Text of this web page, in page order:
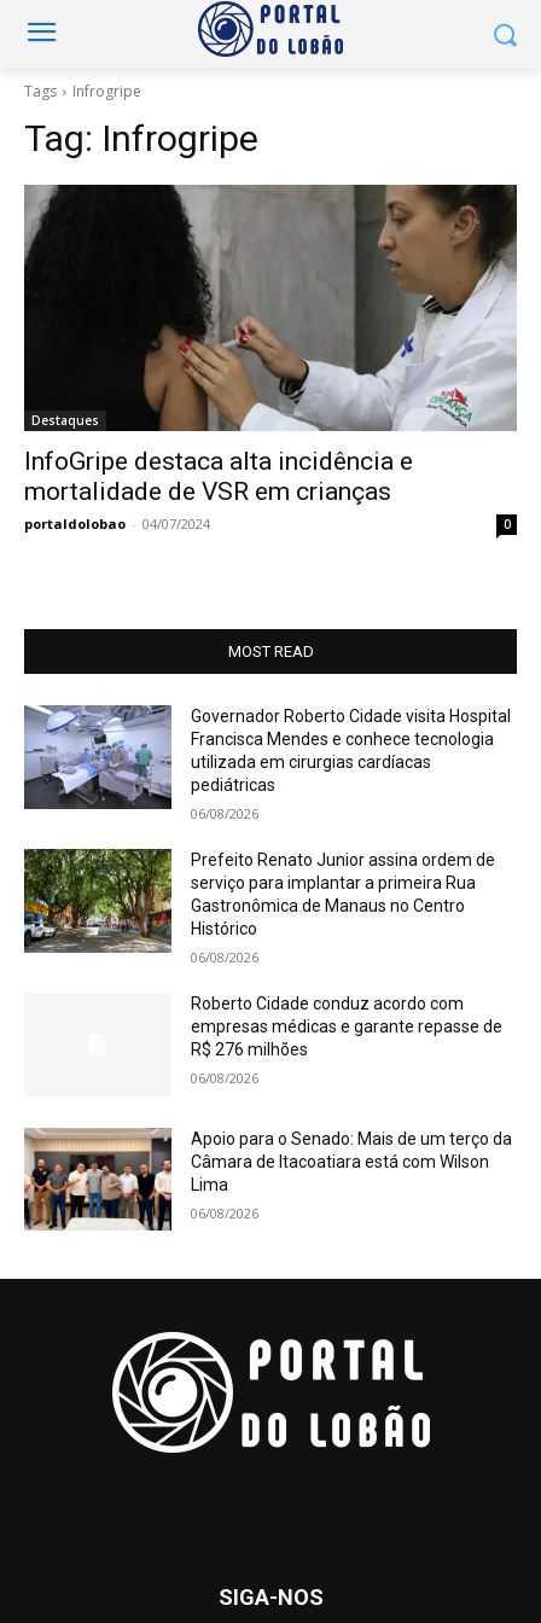
Tags Infrogripe
Tag: Infrogripe
Destaques
InfoGripe destaca alta incidência e
mortalidade de VSR em crianças
portaldolobao - 04/07/2024 0
MOST READ
Governador Roberto Cidade visita Hospital
Francisca Mendes e conhece tecnologia
utilizada em cirurgias cardíacas
pediátricas
06/08/2026
Prefeito Renato Junior assina ordem de
serviço para implantar a primeira Rua
Gastronômica de Manaus no Centro
Histórico
06/08/2026
Roberto Cidade conduz acordo com
empresas médicas e garante repasse de
R$ 276 milhões
06/08/2026
Apoio para o Senado: Mais de um terço da
Câmara de Itacoatiara está com Wilson
Lima
06/08/2026
SIGA-NOS